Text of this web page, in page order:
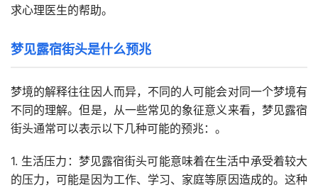
求心理医生的帮助。
梦见露宿街头是什么预兆
梦境的解释往往因人而异，不同的人可能会对同一个梦境有
不同的理解。但是，从一些常见的象征意义来看，梦见露宿
街头通常可以表示以下几种可能的预兆：。
1. 生活压力：梦见露宿街头可能意味着在生活中承受着较大
的压力，可能是因为工作、学习、家庭等原因造成的。这种